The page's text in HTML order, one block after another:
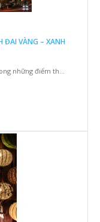
ĐAI VÀNG – XANH
những điểm th...